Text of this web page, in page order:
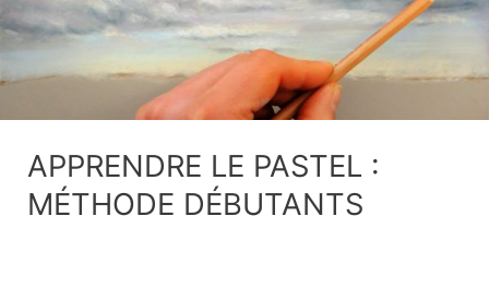
APPRENDRE LE PASTEL :
MÉTHODE DÉBUTANTS
MÉTHODE
DÉBUTANTS